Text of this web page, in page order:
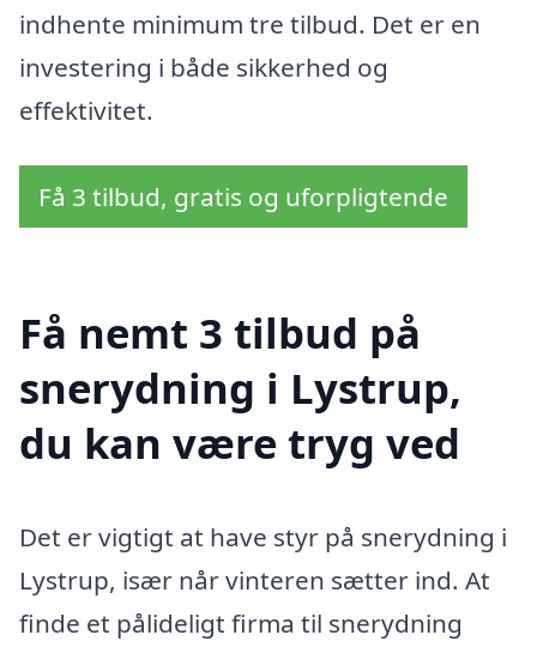
indhente minimum tre tilbud. Det er en
investering i både sikkerhed og
effektivitet.
Få 3 tilbud, gratis og uforpligtende
Få nemt 3 tilbud på
snerydning i Lystrup,
du kan være tryg ved
Det er vigtigt at have styr på snerydning i
Lystrup, især når vinteren sætter ind. At
finde et pålideligt firma til snerydning